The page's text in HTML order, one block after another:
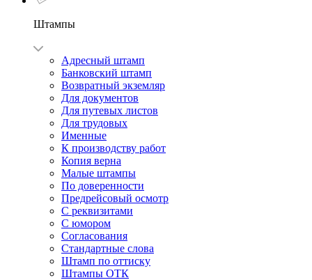
Штампы
Адресный штамп
Банковский штамп
Возвратный экземляр
Для документов
Для путевых листов
Для трудовых
Именные
К производству работ
Копия верна
Малые штампы
По доверенности
Предрейсовый осмотр
С реквизитами
С юмором
Согласования
Стандартные слова
Штамп по оттиску
Штампы ОТК